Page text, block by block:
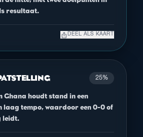
resultaat.
ios_share DEEL ALS KAART
25%
Ghana houdt stand in een
laag tempo, waardoor een 0-0 of
leidt.